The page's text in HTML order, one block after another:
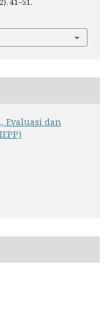
41–51.
Evaluasi dan